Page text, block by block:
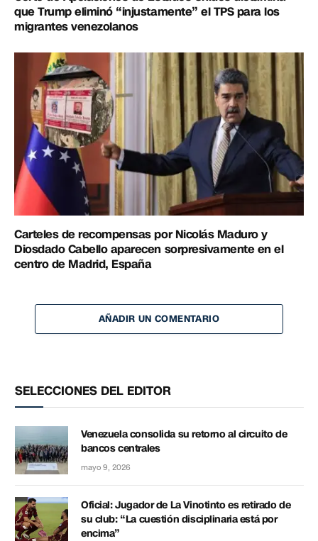
que Trump eliminó “injustamente” el TPS para los
migrantes venezolanos
Carteles de recompensas por Nicolás Maduro y
Diosdado Cabello aparecen sorpresivamente en el
centro de Madrid, España
AÑADIR UN COMENTARIO
SELECCIONES DEL EDITOR
Venezuela consolida su retorno al circuito de
bancos centrales
mayo 9, 2026
Oficial: Jugador de La Vinotinto es retirado de
su club: “La cuestión disciplinaria está por
encima”